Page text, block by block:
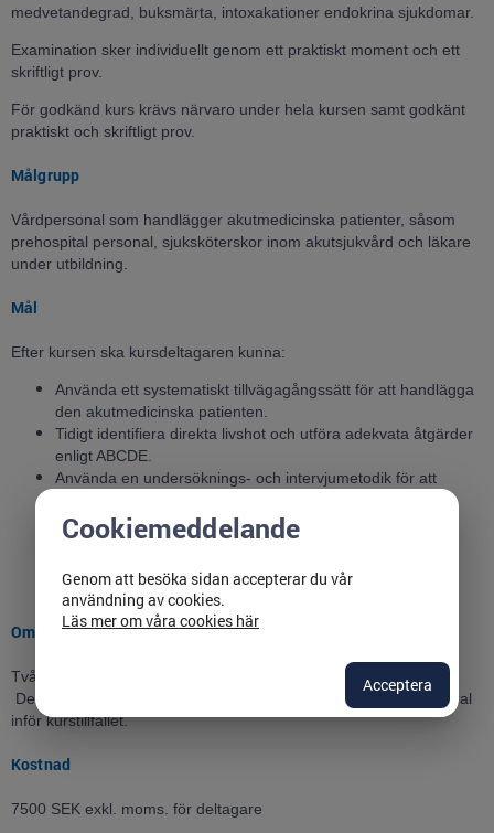
medvetandegrad, buksmärta, intoxakationer endokrina sjukdomar.
Examination sker individuellt genom ett praktiskt moment och ett
skriftligt prov.
För godkänd kurs krävs närvaro under hela kursen samt godkänt
praktiskt och skriftligt prov.
Målgrupp
Vårdpersonal som handlägger akutmedicinska patienter, såsom
prehospital personal, sjuksköterskor inom akutsjukvård och läkare
under utbildning.
Mål
Efter kursen ska kursdeltagaren kunna:
Använda ett systematiskt tillvägagångssätt för att handlägga
den akutmedicinska patienten.
Tidigt identifiera direkta livshot och utföra adekvata åtgärder
enligt ABCDE.
Använda en undersöknings- och intervjumetodik för att
inkludera/exkludera möjliga diagnoser utifrån symtombild.
Formulerar en rimlig arbetsdiagnos - prehospitalt bedömt
tillstånd.
organisation och kompetensnivå.
Omfattning
Två heldagar.
Deltagaren förväntas utöver detta läsa in sig på utskickat material
inför kurstillfället.
Kostnad
7500 SEK exkl. moms. för deltagare
Cookiemeddelande
Genom att besöka sidan accepterar du vår
användning av cookies.
Läs mer om våra cookies här
Acceptera